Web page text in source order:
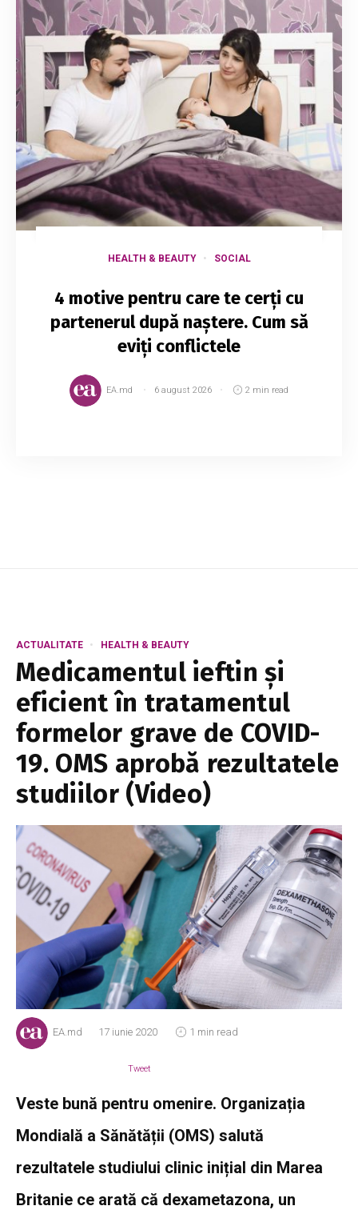
HEALTH & BEAUTY SOCIAL
4 motive pentru care te cerți cu
partenerul după naștere. Cum să
eviți conflictele
EA.md 6 august 2026 2 min read
ACTUALITATE HEALTH & BEAUTY
Medicamentul ieftin și
eficient în tratamentul
formelor grave de COVID-
19. OMS aprobă rezultatele
studiilor (Video)
EA.md 17 iunie 2020 1 min read
Tweet
Veste bună pentru omenire. Organizația
Mondială a Sănătății (OMS) salută
rezultatele studiului clinic inițial din Marea
Britanie ce arată că dexametazona, un